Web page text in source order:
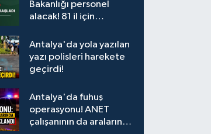
Bakanlığı personel
alacak! 81 il için
Antalya'da yola yazılan
yazı polisleri harekete
geçirdi!
Antalya'da fuhuş
operasyonu! ANET
çalışanının da aralarında